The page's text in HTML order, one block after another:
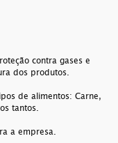
contra gases e
dos produtos.
de alimentos: Carne,
tantos.
a empresa.